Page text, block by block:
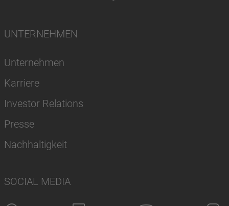
UNTERNEHMEN
Unternehmen
Karriere
Investor Relations
Presse
Nachhaltigkeit
SOCIAL MEDIA